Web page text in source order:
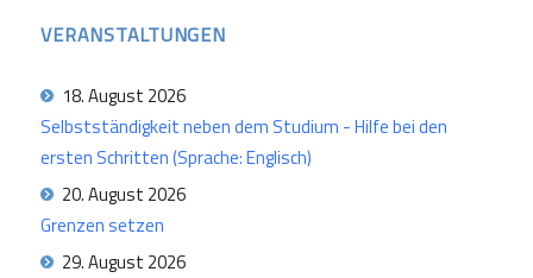
VERANSTALTUNGEN
18. August 2026
Selbstständigkeit neben dem Studium - Hilfe bei den
ersten Schritten (Sprache: Englisch)
20. August 2026
Grenzen setzen
29. August 2026